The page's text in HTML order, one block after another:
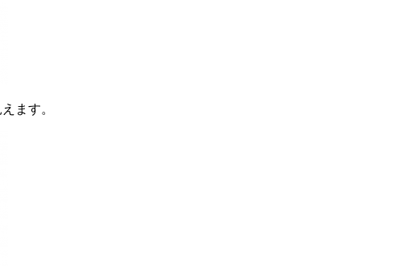
ます。